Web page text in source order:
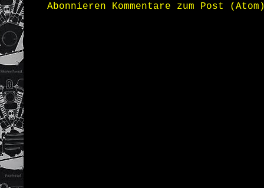
Abonnieren Kommentare zum Post